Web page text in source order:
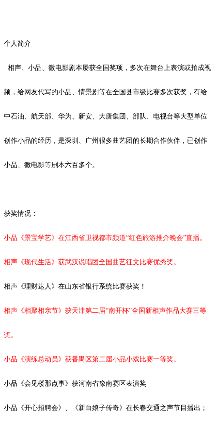
个人简介
相声、小品、微电影剧本屡获全国奖项，多次在舞台上表演或拍成视
频，给网友代写的小品、情景剧等在全国县市级比赛多次获奖，有给
中石油、航天部、华为、新安、大唐集团、部队、电视台等大型单位
创作小品的经历，是深圳、广州很多曲艺团的长期合作伙伴，已创作
小品、微电影等剧本六百多个。
获奖情况：
小品《景宝学艺》在江西省卫视都市频道“红色旅游推介晚会”直播。
相声《现代生活》获武汉说唱团全国曲艺征文比赛优秀奖。
相声《理财达人》在山东省银行系统比赛获奖！
相声《相聚相亲节》获天津第二届“南开杯”全国新相声作品大赛三等
奖。
小品《演练总动员》获番禺区第二届小品小戏比赛一等奖。
小品《会见楼那点事》获河南省豫南赛区表演奖
小品《开心招聘会》、《新白娘子传奇》在长春交通之声节目播出；